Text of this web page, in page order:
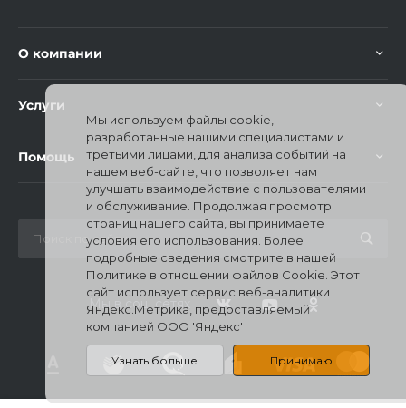
О компании
Услуги
Помощь
Мы в соц. сетях
Мы используем файлы cookie,
разработанные нашими специалистами и
третьими лицами, для анализа событий на
нашем веб-сайте, что позволяет нам
улучшать взаимодействие с пользователями
и обслуживание. Продолжая просмотр
страниц нашего сайта, вы принимаете
условия его использования. Более
подробные сведения смотрите в нашей
Политике в отношении файлов Cookie. Этот
сайт использует сервис веб-аналитики
Яндекс.Метрика, предоставляемый
компанией ООО 'Яндекс'
Узнать больше Принимаю